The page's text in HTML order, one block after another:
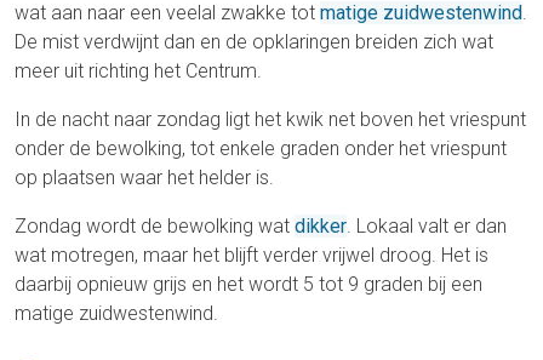
wat aan naar een veelal zwakke tot matige zuidwestenwind.
De mist verdwijnt dan en de opklaringen breiden zich wat
meer uit richting het Centrum.
In de nacht naar zondag ligt het kwik net boven het vriespunt
onder de bewolking, tot enkele graden onder het vriespunt
op plaatsen waar het helder is.
Zondag wordt de bewolking wat dikker. Lokaal valt er dan
wat motregen, maar het blijft verder vrijwel droog. Het is
daarbij opnieuw grijs en het wordt 5 tot 9 graden bij een
matige zuidwestenwind.